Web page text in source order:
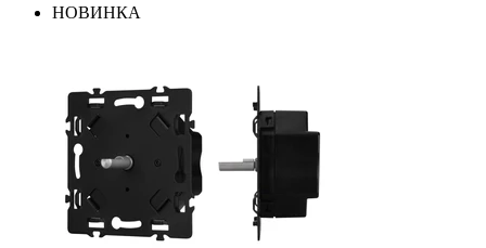
НОВИНКА